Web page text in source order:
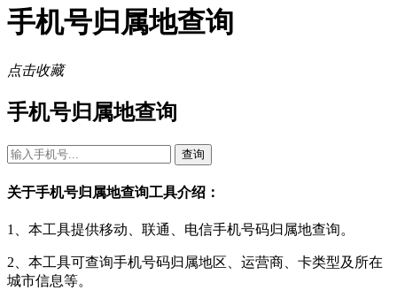
手机号归属地查询
点击收藏
手机号归属地查询
查询
关于手机号归属地查询工具介绍：
1、本工具提供移动、联通、电信手机号码归属地查询。
2、本工具可查询手机号码归属地区、运营商、卡类型及所在
城市信息等。